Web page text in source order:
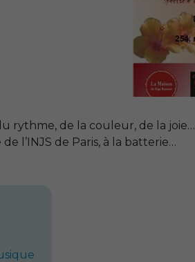
rythme, de la couleur, de la joie…
l’INJS de Paris, à la batterie…